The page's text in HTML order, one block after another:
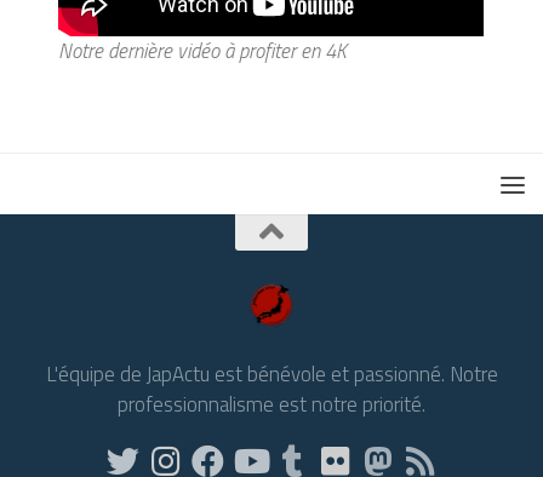
Notre dernière vidéo à profiter en 4K
L'équipe de JapActu est bénévole et passionné. Notre
professionnalisme est notre priorité.